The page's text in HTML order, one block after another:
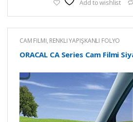
Add to wishlist
CAM FİLMİ, RENKLİ YAPIŞKANLI FOLYO
ORACAL CA Series Cam Filmi